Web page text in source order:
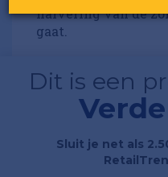
halvering van de
gaat.
Dit is een
Sluit je net als